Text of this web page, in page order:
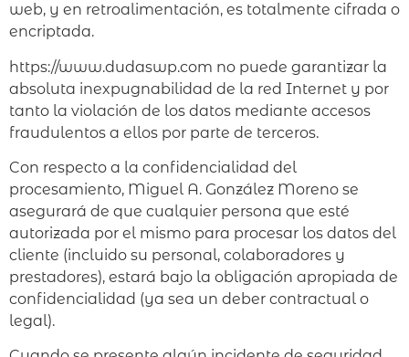
web, y en retroalimentación, es totalmente cifrada o
encriptada.
https://www.dudaswp.com no puede garantizar la
absoluta inexpugnabilidad de la red Internet y por
tanto la violación de los datos mediante accesos
fraudulentos a ellos por parte de terceros.
Con respecto a la confidencialidad del
procesamiento, Miguel A. González Moreno se
asegurará de que cualquier persona que esté
autorizada por el mismo para procesar los datos del
cliente (incluido su personal, colaboradores y
prestadores), estará bajo la obligación apropiada de
confidencialidad (ya sea un deber contractual o
legal).